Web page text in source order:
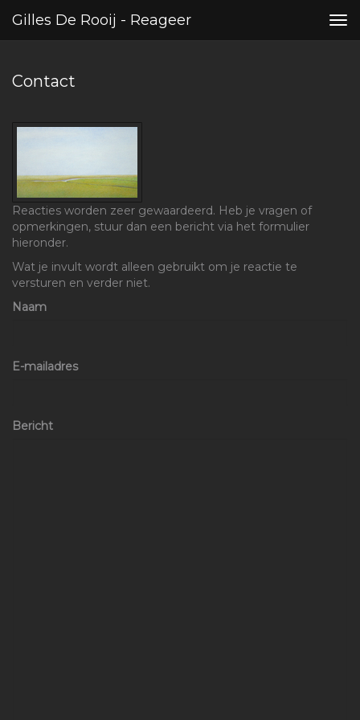
Gilles De Rooij - Reageer
Contact
Reacties worden zeer gewaardeerd. Heb je vragen of
opmerkingen, stuur dan een bericht via het formulier
hieronder.
Wat je invult wordt alleen gebruikt om je reactie te
versturen en verder niet.
Naam
E-mailadres
Bericht